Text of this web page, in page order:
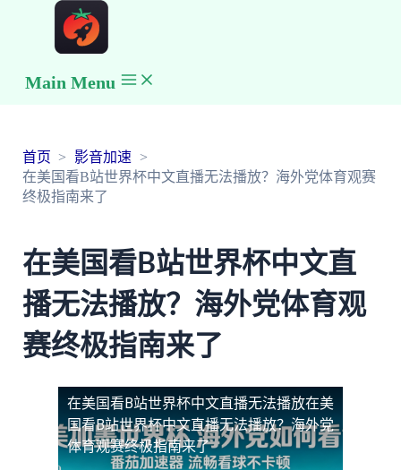
Main Menu
首页
影音加速
在美国看B站世界杯中文直播无法播放？海外党体育观赛
终极指南来了
在美国看B站世界杯中文直
播无法播放？海外党体育观
赛终极指南来了
在美国看B站世界杯中文直播无法播放在美
国看B站世界杯中文直播无法播放？海外党
体育观赛终极指南来了